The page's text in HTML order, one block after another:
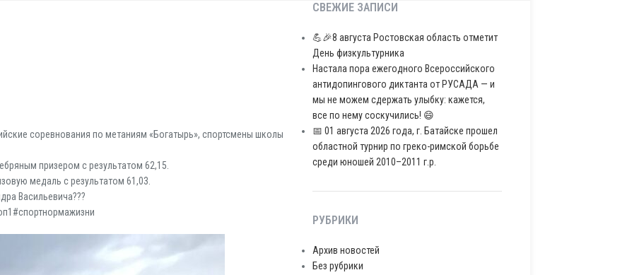
соревнования по метаниям «Богатырь», спортсмены школы
призером с результатом 62,15.
медаль с результатом 61,03.
Васильевича???
СВЕЖИЕ ЗАПИСИ
💪🎉8 августа Ростовская область отметит
День физкультурника
Настала пора ежегодного Всероссийского
антидопингового диктанта от РУСАДА — и
мы не можем сдержать улыбку: кажется,
все по нему соскучились! 😄
📅 01 августа 2026 года, г. Батайске прошел
областной турнир по греко-римской борьбе
среди юношей 2010–2011 г.р.
РУБРИКИ
Архив новостей
Без рубрики